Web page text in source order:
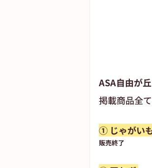
ASA自由が
掲載商品全
① じゃがい
販売終了